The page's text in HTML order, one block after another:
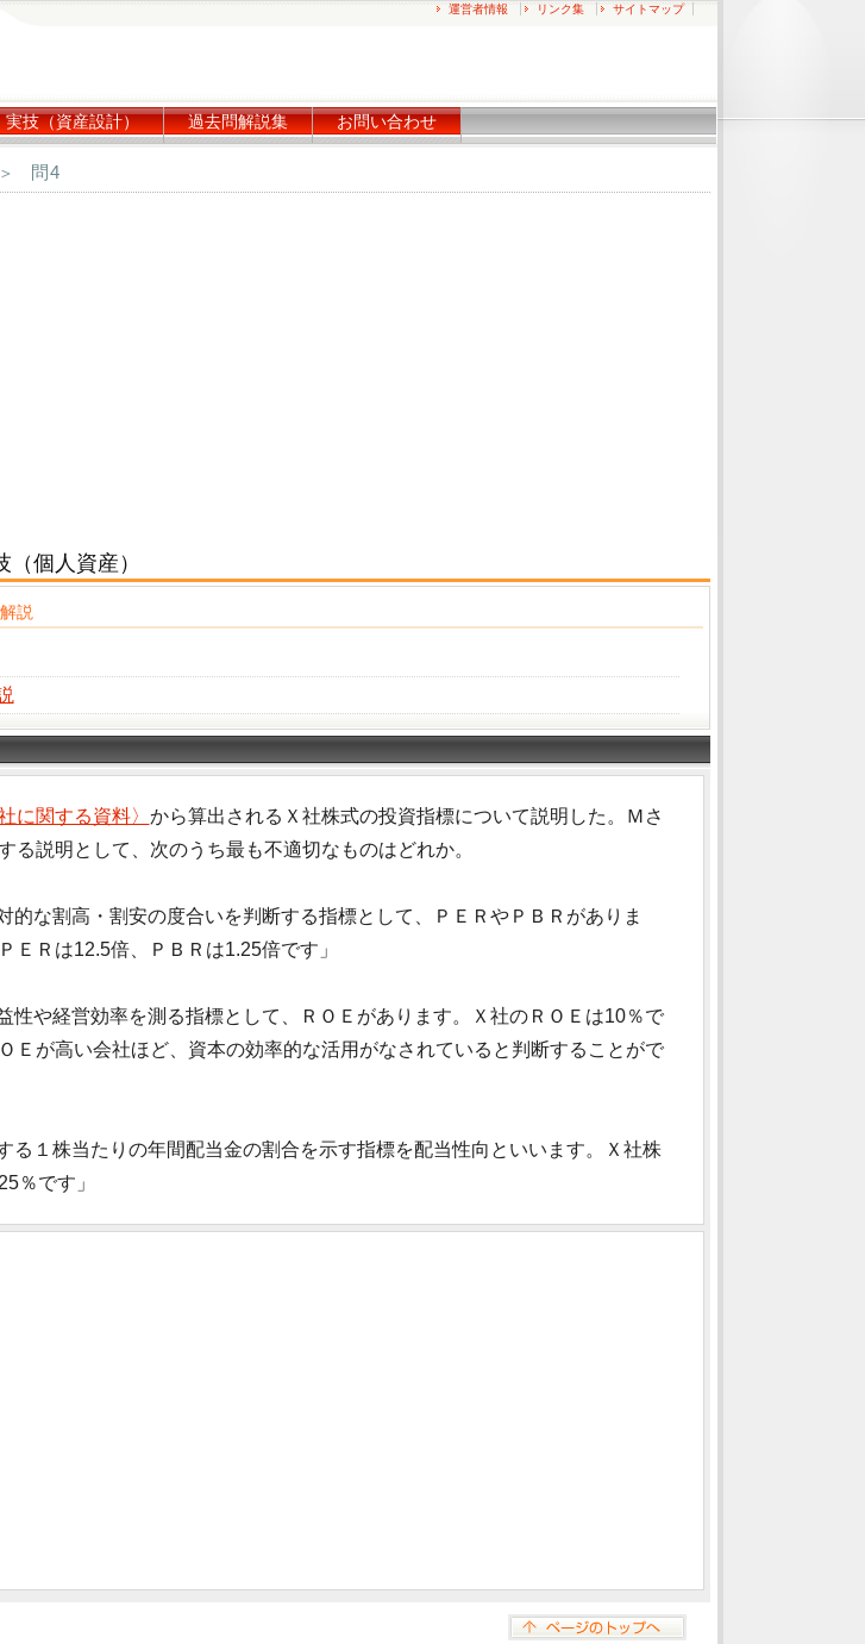
運営者情報 リンク集 サイトマップ
実技（資産設計） 過去問解説集 お問い合わせ
問4
個人資産）
説
に関する資料〉 から算出されるＸ社株式の投資指標について説明した。Ｍさ
る説明として、次のうち最も不適切なものはどれか。
な割高・割安の度合いを判断する指標として、ＰＥＲやＰＢＲがありま
ＥＲは12.5倍、ＰＢＲは1.25倍です」
や経営効率を測る指標として、ＲＯＥがあります。Ｘ社のＲＯＥは10％で
Ｅが高い会社ほど、資本の効率的な活用がなされていると判断することがで
１株当たりの年間配当金の割合を示す指標を配当性向といいます。Ｘ社株
％です」